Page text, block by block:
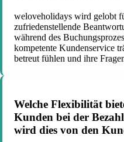
weloveholidays wird gelobt
zufriedenstellende
während des
kompetente Kundenservice
betreut fühlen und ihre
Welche Flexibilität
Kunden bei der
wird dies von den